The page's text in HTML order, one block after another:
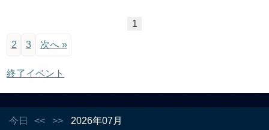
1
2 3 次へ »
終了イベント
今日 << >>
2026年07月